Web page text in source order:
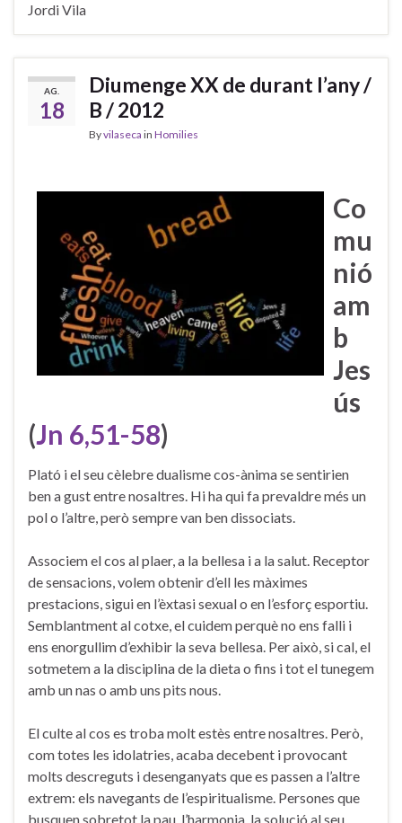
Jordi Vila
AG.
18
Diumenge XX de durant l’any /
B / 2012
Byvilaseca in Homilies
Co
mu
nió
am
b
Jes
ús
(Jn 6,51-58)
Plató i el seu cèlebre dualisme cos-ànima se sentirien
ben a gust entre nosaltres. Hi ha qui fa prevaldre més un
pol o l’altre, però sempre van ben dissociats.
Associem el cos al plaer, a la bellesa i a la salut. Receptor
de sensacions, volem obtenir d’ell les màximes
prestacions, sigui en l’èxtasi sexual o en l’esforç esportiu.
Semblantment al cotxe, el cuidem perquè no ens falli i
ens enorgullim d’exhibir la seva bellesa. Per això, si cal, el
sotmetem a la disciplina de la dieta o fins i tot el tunegem
amb un nas o amb uns pits nous.
El culte al cos es troba molt estès entre nosaltres. Però,
com totes les idolatries, acaba decebent i provocant
molts descreguts i desenganyats que es passen a l’altre
extrem: els navegants de l’espiritualisme. Persones que
busquen sobretot la pau, l’harmonia, la solució al seu